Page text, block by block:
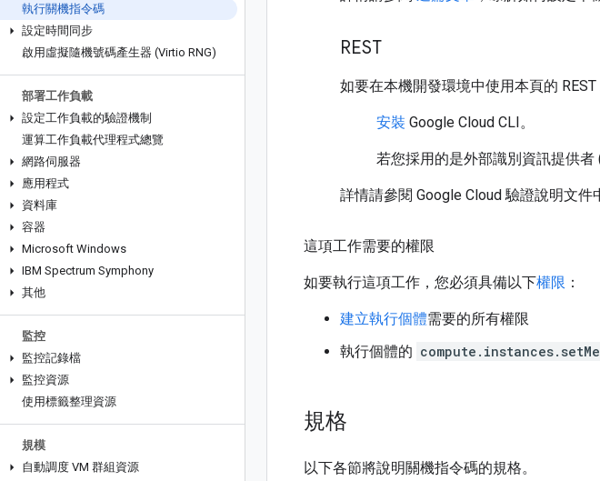
執行關機指令碼
設定時間同步
啟用虛擬隨機號碼產生器 (Virtio RNG)
部署工作負載
設定工作負載的驗證機制
運算工作負載代理程式總覽
網路伺服器
應用程式
資料庫
容器
Microsoft Windows
IBM Spectrum Symphony
其他
監控
監控記錄檔
監控資源
使用標籤整理資源
規模
自動調度 VM 群組資源
REST
如要在本機開發環境中使用本頁的
安裝 Google Cloud CLI。
若您採用的是外部識別資訊提供者
詳情請參閱 Google Cloud 驗證說明文件
這項工作需要的權限
如要執行這項工作，您必須具備以下權限 ：
建立執行個體需要的所有權限
執行個體的
規格
以下各節將說明關機指令碼的規格。